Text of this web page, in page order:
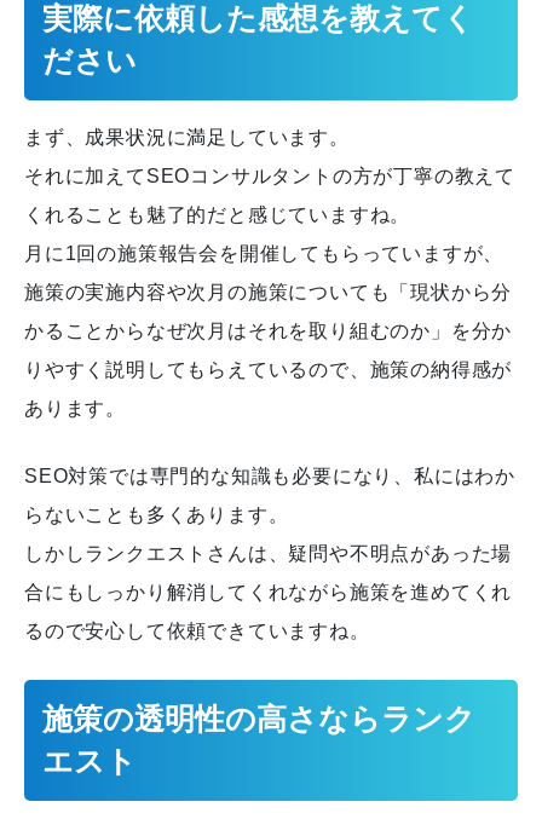
実際に依頼した感想を教えてく
ださい
まず、成果状況に満足しています。
それに加えてSEOコンサルタントの方が丁寧の教えて
くれることも魅了的だと感じていますね。
月に1回の施策報告会を開催してもらっていますが、
施策の実施内容や次月の施策についても「現状から分
かることからなぜ次月はそれを取り組むのか」を分か
りやすく説明してもらえているので、施策の納得感が
あります。
SEO対策では専門的な知識も必要になり、私にはわか
らないことも多くあります。
しかしランクエストさんは、疑問や不明点があった場
合にもしっかり解消してくれながら施策を進めてくれ
るので安心して依頼できていますね。
施策の透明性の高さならランク
エスト